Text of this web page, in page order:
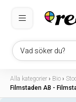
Vad söker du?
Alla kategorier › Bio ›
Filmstaden AB -